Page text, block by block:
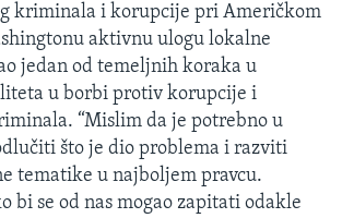
kriminala i korupcije pri Američkom
aktivnu ulogu lokalne
jedan od temeljnih koraka u
u borbi protiv korupcije i
“Mislim da je potrebno u
što je dio problema i razviti
tematike u najboljem pravcu.
bi se od nas mogao zapitati odakle